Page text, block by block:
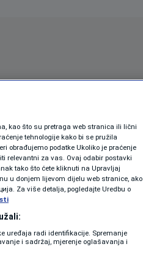
kao što su pretraga web stranica ili lični
tehnologije kako bi se pružila
obrađujemo podatke Ukoliko je praćenje
relevantni za vas. Ovaj odabir postavki
tako što ćete kliknuti na Upravljaj
u donjem lijevom dijelu web stranice, ako
Za više detalja, pogledajte Uredbu o
uređaja radi identifikacije. Spremanje
i sadržaj, mjerenje oglašavanja i